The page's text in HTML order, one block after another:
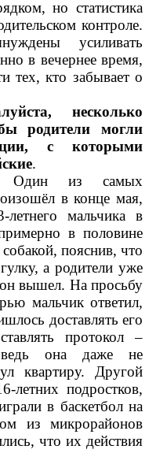
но статистика
контроле.
усиливать
в вечернее время,
тех, кто забывает о
несколько
родители могли
с которыми
.
Один из самых
в конце мая,
мальчика в
в половине
пояснив, что
а родители уже
вышел. На просьбу
мальчик ответил,
доставлять его
протокол –
она даже не
квартиру. Другой
летних подростков,
в баскетбол на
из микрорайонов
что их действия